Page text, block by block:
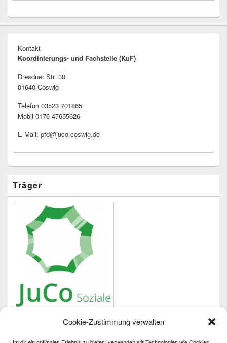
Cookie-Zustimmung verwalten
Kontakt
Koordinierungs- und Fachstelle (KuF)
Dresdner Str. 30
01640 Coswig
Telefon 03523 701865
Mobil 0176 47655626
E-Mail: pfd@juco-coswig.de
Träger